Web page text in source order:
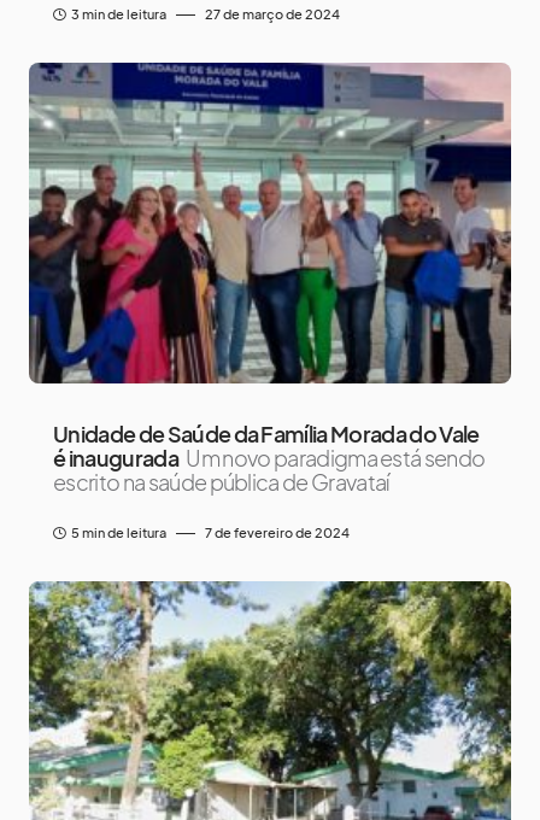
3 min de leitura 27 de março de 2024
Unidade de Saúde da Família Morada do Vale
é inaugurada Um novo paradigma está sendo
escrito na saúde pública de Gravataí
5 min de leitura 7 de fevereiro de 2024